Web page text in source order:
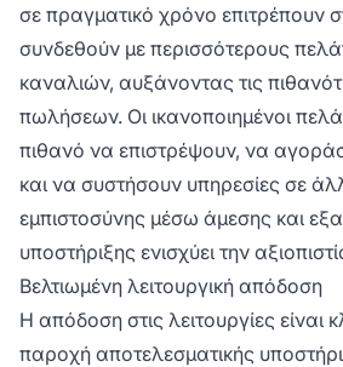
σε πραγματικό χρόνο επιτρέπουν
συνδεθούν με περισσότερους
καναλιών, αυξάνοντας τις
πωλήσεων. Οι ικανοποιημένοι
πιθανό να επιστρέψουν, να
και να συστήσουν υπηρεσίες σε
εμπιστοσύνης μέσω άμεσης και
υποστήριξης ενισχύει την
Βελτιωμένη λειτουργική απόδοση
Η απόδοση στις λειτουργίες είναι
παροχή αποτελεσματικής